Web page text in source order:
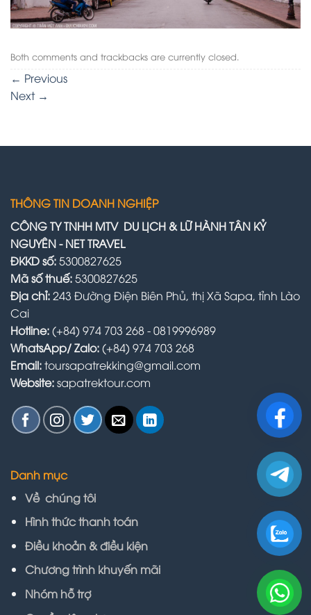
Both comments and trackbacks are currently closed.
← Previous
Next →
THÔNG TIN DOANH NGHIỆP
CÔNG TY TNHH MTV DU LỊCH & LỮ HÀNH TÂN KỶ
NGUYÊN - NET TRAVEL
ĐKKD số:5300827625
Mã số thuế:5300827625
Địa chỉ:243 Đường Điện Biên Phủ, thị Xã Sapa, tỉnh Lào
Cai
Hotline:(+84) 974 703 268 - 0819996989
WhatsApp/ Zalo:(+84) 974 703 268
Email:toursapatrekking@gmail.com
Website:sapatrektour.com
Danh mục
Về chúng tôi
Hình thức thanh toán
Điều khoản & điều kiện
Chương trình khuyến mãi
Nhóm hỗ trợ